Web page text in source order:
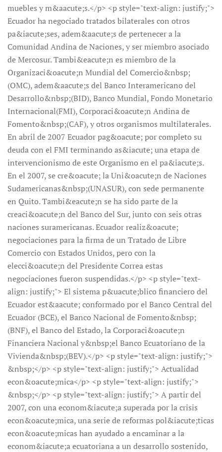
muebles y m&aacute;s.</p> <p style="text-align: justify;">
Ecuador ha negociado tratados bilaterales con otros
pa&iacute;ses, adem&aacute;s de pertenecer a la
Comunidad Andina de Naciones, y ser miembro asociado
de Mercosur. Tambi&eacute;n es miembro de la
Organizaci&oacute;n Mundial del Comercio&nbsp;
(OMC), adem&aacute;s del Banco Interamericano del
Desarrollo&nbsp;(BID), Banco Mundial, Fondo Monetario
Internacional(FMI), Corporaci&oacute;n Andina de
Fomento&nbsp;(CAF), y otros organismos multilaterales.
En abril de 2007 Ecuador pag&oacute; por completo su
deuda con el FMI terminando as&iacute; una etapa de
intervencionismo de este Organismo en el pa&iacute;s.
En el 2007, se cre&oacute; la Uni&oacute;n de Naciones
Sudamericanas&nbsp;(UNASUR), con sede permanente
en Quito. Tambi&eacute;n se ha sido parte de la
creaci&oacute;n del Banco del Sur, junto con seis otras
naciones suramericanas. Ecuador realiz&oacute;
negociaciones para la firma de un Tratado de Libre
Comercio con Estados Unidos, pero con la
elecci&oacute;n del Presidente Correa estas
negociaciones fueron suspendidas.</p> <p style="text-
align: justify;"> El sistema p&uacute;blico financiero del
Ecuador est&aacute; conformado por el Banco Central del
Ecuador (BCE), el Banco Nacional de Fomento&nbsp;
(BNF), el Banco del Estado, la Corporaci&oacute;n
Financiera Nacional y&nbsp;el Banco Ecuatoriano de la
Vivienda&nbsp;(BEV).</p> <p style="text-align: justify;">
&nbsp;</p> <p style="text-align: justify;"> Actualidad
econ&oacute;mica</p> <p style="text-align: justify;">
&nbsp;</p> <p style="text-align: justify;"> A partir del
2007, con una econom&iacute;a superada por la crisis
econ&oacute;mica, una serie de reformas pol&iacute;ticas
econ&oacute;micas han ayudado a encaminar a la
econom&iacute;a ecuatoriana a un desarrollo sostenido,